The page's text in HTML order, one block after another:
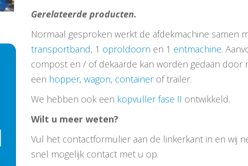
Gerelateerde producten.
Normaal gesproken werkt de afdekmachine samen
transportband, 1 oproldoorn en 1 entmachine.
compost en / of dekaarde kan worden gedaan door
een hopper, wagon, container of trailer.
We hebben ook een kopvuller fase II ontwikkeld.
Wilt u meer weten?
Vul het contactformulier aan de linkerkant in en wij
snel mogelijk contact met u op.